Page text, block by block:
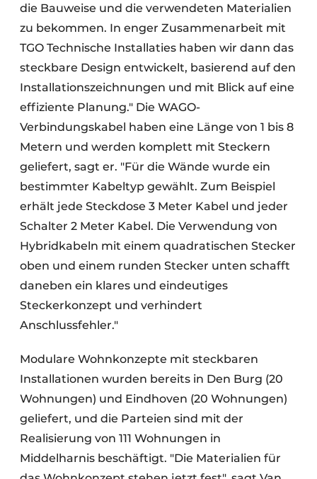
die Bauweise und die verwendeten Materialien
zu bekommen. In enger Zusammenarbeit mit
TGO Technische Installaties haben wir dann das
steckbare Design entwickelt, basierend auf den
Installationszeichnungen und mit Blick auf eine
effiziente Planung." Die WAGO-
Verbindungskabel haben eine Länge von 1 bis 8
Metern und werden komplett mit Steckern
geliefert, sagt er. "Für die Wände wurde ein
bestimmter Kabeltyp gewählt. Zum Beispiel
erhält jede Steckdose 3 Meter Kabel und jeder
Schalter 2 Meter Kabel. Die Verwendung von
Hybridkabeln mit einem quadratischen Stecker
oben und einem runden Stecker unten schafft
daneben ein klares und eindeutiges
Steckerkonzept und verhindert
Anschlussfehler."
Modulare Wohnkonzepte mit steckbaren
Installationen wurden bereits in Den Burg (20
Wohnungen) und Eindhoven (20 Wohnungen)
geliefert, und die Parteien sind mit der
Realisierung von 111 Wohnungen in
Middelharnis beschäftigt. "Die Materialien für